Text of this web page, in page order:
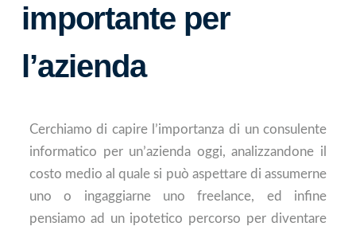
importante per
l’azienda
Cerchiamo di capire l’importanza di un consulente
informatico per un’azienda oggi, analizzandone il
costo medio al quale si può aspettare di assumerne
uno o ingaggiarne uno freelance, ed infine
pensiamo ad un ipotetico percorso per diventare